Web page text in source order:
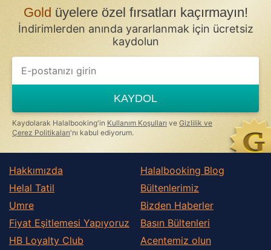
Goldüyelere özel fırsatları kaçırmayın!
İndirimlerden anında yararlanmak için ücretsiz
kaydolun
If
you
ignore
this
field
KAYDOL
Kaydolarak Halalbooking'in Kullanım Koşulları ve Gizlilik ve
Çerez Politikaları'nı kabul ediyorum.
Hakkımızda
Helal Tatil
Umre
Fiyat Eşitlemesi Yapıyoruz
HB Loyalty Club
Halalbooking Blog
Bültenlerimiz
Bizden Haberler
Basın Bültenleri
Acentemiz olun